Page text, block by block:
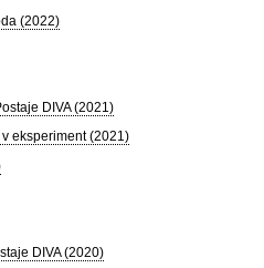
(2022)
DIVA (2021)
eksperiment (2021)
DIVA (2020)